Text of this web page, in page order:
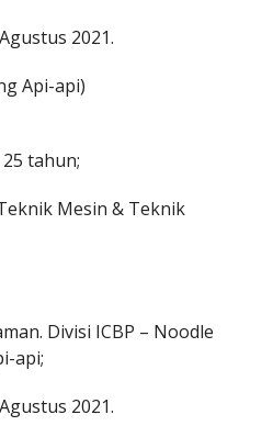
2021.
Api-api)
tahun;
Mesin & Teknik
Divisi ICBP – Noodle
api;
2021.